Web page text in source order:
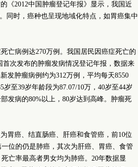
《2012中国肿瘤登记年报》显示，我国近
同时，癌种也呈现地域化特点，如胃癌集中
亡病例达270万例。我国居民因癌症死亡的
首次发布的肿瘤发病情况登记年报，数据来
发肿瘤病例约为312万例，平均每天8550
至39岁年龄段为87.07/10万，40岁至44岁
发病的80%以上，80岁达到高峰。肿瘤死
胃癌、结直肠癌、肝癌和食管癌，前10位
位的仍是肺癌，其次为肝癌、胃癌、食管
亡率最高者男女均为肺癌。20年数据显